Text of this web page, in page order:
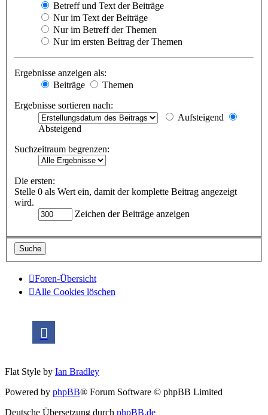
Betreff und Text der Beiträge
Nur im Text der Beiträge
Nur im Betreff der Themen
Nur im ersten Beitrag der Themen
Ergebnisse anzeigen als:
Beiträge
Themen
Ergebnisse sortieren nach:
Aufsteigend
Absteigend
Suchzeitraum begrenzen:
Die ersten:
Stelle 0 als Wert ein, damit der komplette Beitrag angezeigt
wird.
Zeichen der Beiträge anzeigen
Foren-Übersicht
Alle Cookies löschen
Flat Style by Ian Bradley
Powered by phpBB® Forum Software © phpBB Limited
Deutsche Übersetzung durch phpBB.de